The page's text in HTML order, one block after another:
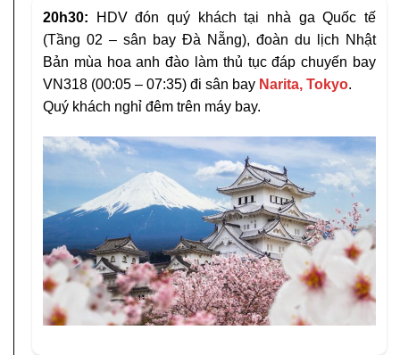
20h30: HDV đón quý khách tại nhà ga Quốc tế
(Tầng 02 – sân bay Đà Nẵng), đoàn du lịch Nhật
Bản mùa hoa anh đào làm thủ tục đáp chuyến bay
VN318 (00:05 – 07:35) đi sân bay Narita, Tokyo.
Quý khách nghỉ đêm trên máy bay.